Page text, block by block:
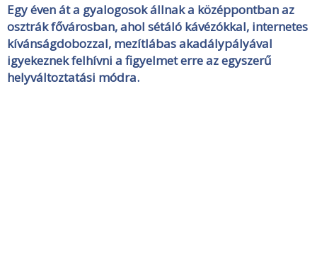
Egy éven át a gyalogosok állnak a középpontban az
osztrák fővárosban, ahol sétáló kávézókkal, internetes
kívánságdobozzal, mezítlábas akadálypályával
igyekeznek felhívni a figyelmet erre az egyszerű
helyváltoztatási módra.